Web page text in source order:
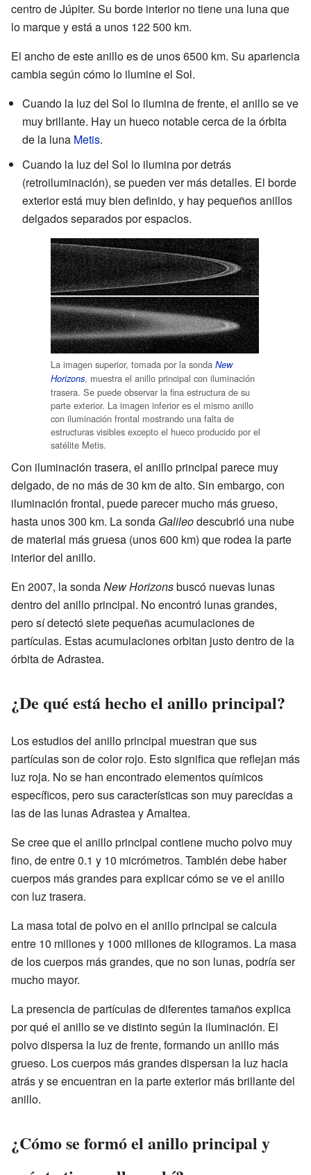
centro de Júpiter. Su borde interior no tiene una luna que
lo marque y está a unos 122 500 km.
El ancho de este anillo es de unos 6500 km. Su apariencia
cambia según cómo lo ilumine el Sol.
Cuando la luz del Sol lo ilumina de frente, el anillo se ve
muy brillante. Hay un hueco notable cerca de la órbita
de la luna Metis.
Cuando la luz del Sol lo ilumina por detrás
(retroiluminación), se pueden ver más detalles. El borde
exterior está muy bien definido, y hay pequeños anillos
delgados separados por espacios.
La imagen superior, tomada por la sonda New
Horizons, muestra el anillo principal con iluminación
trasera. Se puede observar la fina estructura de su
parte exterior. La imagen inferior es el mismo anillo
con iluminación frontal mostrando una falta de
estructuras visibles excepto el hueco producido por el
satélite Metis.
Con iluminación trasera, el anillo principal parece muy
delgado, de no más de 30 km de alto. Sin embargo, con
iluminación frontal, puede parecer mucho más grueso,
hasta unos 300 km. La sonda Galileodescubrió una nube
de material más gruesa (unos 600 km) que rodea la parte
interior del anillo.
En 2007, la sondaNew Horizonsbuscó nuevas lunas
dentro del anillo principal. No encontró lunas grandes,
pero sí detectó siete pequeñas acumulaciones de
partículas. Estas acumulaciones orbitan justo dentro de la
órbita de Adrastea.
¿De qué está hecho el anillo principal?
Los estudios del anillo principal muestran que sus
partículas son de color rojo. Esto significa que reflejan más
luz roja. No se han encontrado elementos químicos
específicos, pero sus características son muy parecidas a
las de las lunas Adrastea y Amaltea.
Se cree que el anillo principal contiene mucho polvo muy
fino, de entre 0.1 y 10 micrómetros. También debe haber
cuerpos más grandes para explicar cómo se ve el anillo
con luz trasera.
La masa total de polvo en el anillo principal se calcula
entre 10 millones y 1000 millones de kilogramos. La masa
de los cuerpos más grandes, que no son lunas, podría ser
mucho mayor.
La presencia de partículas de diferentes tamaños explica
por qué el anillo se ve distinto según la iluminación. El
polvo dispersa la luz de frente, formando un anillo más
grueso. Los cuerpos más grandes dispersan la luz hacia
atrás y se encuentran en la parte exterior más brillante del
anillo.
¿Cómo se formó el anillo principal y